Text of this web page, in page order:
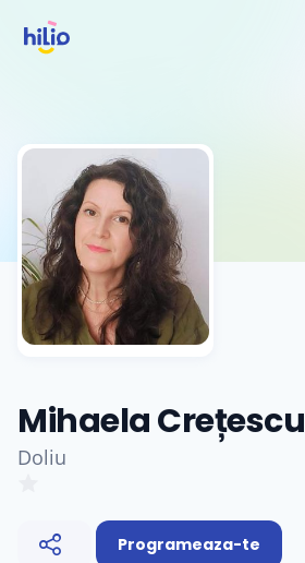
Mihaela Crețescu
Doliu
Programeaza-te